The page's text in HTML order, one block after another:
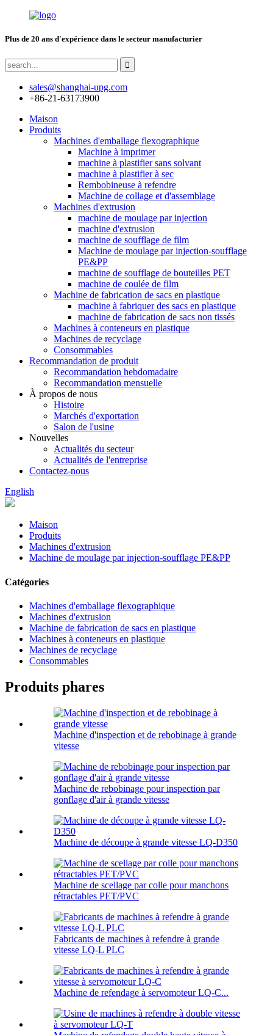
Plus de 20 ans d'expérience dans le secteur manufacturier
sales@shanghai-upg.com
+86-21-63173900
Maison
Produits
Machines d'emballage flexographique
Machine à imprimer
machine à plastifier sans solvant
machine à plastifier à sec
Rembobineuse à refendre
Machine de collage et d'assemblage
Machines d'extrusion
machine de moulage par injection
machine d'extrusion
machine de soufflage de film
Machine de moulage par injection-soufflage
PE&PP
machine de soufflage de bouteilles PET
machine de coulée de film
Machine de fabrication de sacs en plastique
machine à fabriquer des sacs en plastique
machine de fabrication de sacs non tissés
Machines à conteneurs en plastique
Machines de recyclage
Consommables
Recommandation de produit
Recommandation hebdomadaire
Recommandation mensuelle
À propos de nous
Histoire
Marchés d'exportation
Salon de l'usine
Nouvelles
Actualités du secteur
Actualités de l'entreprise
Contactez-nous
English
Maison
Produits
Machines d'extrusion
Machine de moulage par injection-soufflage PE&PP
Catégories
Machines d'emballage flexographique
Machines d'extrusion
Machine de fabrication de sacs en plastique
Machines à conteneurs en plastique
Machines de recyclage
Consommables
Produits phares
Machine d'inspection et de rebobinage à grande
vitesse
Machine de rebobinage pour inspection par
gonflage d'air à grande vitesse
Machine de découpe à grande vitesse LQ-D350
Machine de scellage par colle pour manchons
rétractables PET/PVC
Fabricants de machines à refendre à grande
vitesse LQ-L PLC
Machine de refendage à servomoteur LQ-C...